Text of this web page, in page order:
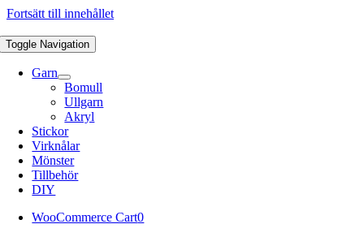
Fortsätt till innehållet
Toggle Navigation
Garn
Bomull
Ullgarn
Akryl
Stickor
Virknålar
Mönster
Tillbehör
DIY
WooCommerce Cart0